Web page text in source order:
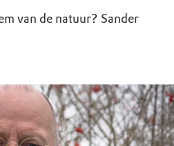
van de natuur? Sander